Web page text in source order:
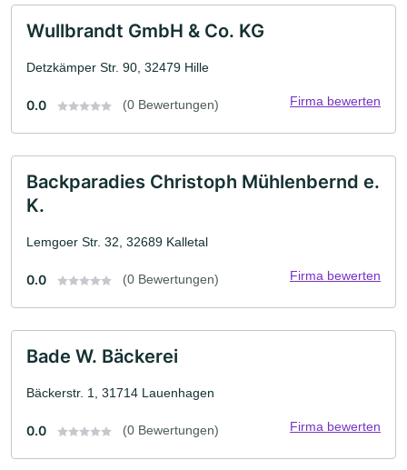
Wullbrandt GmbH & Co. KG
Detzkämper Str. 90, 32479 Hille
0.0 (0 Bewertungen) Firma bewerten
Backparadies Christoph Mühlenbernd e.
K.
Lemgoer Str. 32, 32689 Kalletal
0.0 (0 Bewertungen) Firma bewerten
Bade W. Bäckerei
Bäckerstr. 1, 31714 Lauenhagen
0.0 (0 Bewertungen) Firma bewerten